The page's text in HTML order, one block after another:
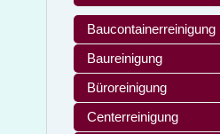
Baucontainerreinigung
Baureinigung
Büroreinigung
Centerreinigung